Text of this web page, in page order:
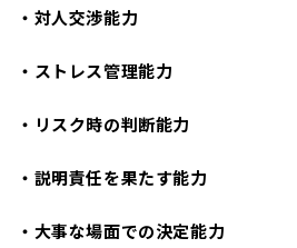
・対人交渉能力
・ストレス管理能力
・リスク時の判断能力
・説明責任を果たす能力
・大事な場面での決定能力